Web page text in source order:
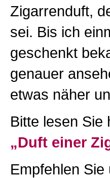
Zigarrenduft,
sei. Bis ich
geschenkt
genauer
etwas näher
Bitte lesen Sie
„Duft einer
Empfehlen